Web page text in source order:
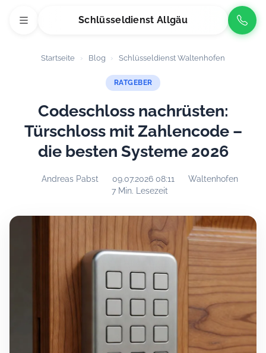
Schlüsseldienst Allgäu
Startseite › Blog › Schlüsseldienst Waltenhofen
RATGEBER
Codeschloss nachrüsten:
Türschloss mit Zahlencode –
die besten Systeme 2026
Andreas Pabst 09.07.2026 08:11
Waltenhofen
7 Min. Lesezeit